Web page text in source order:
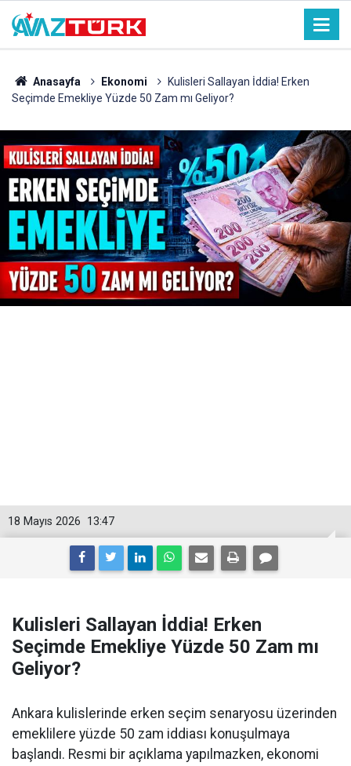
Anasayfa Ekonomi
Kulisleri Sallayan İddia! Erken
Seçimde Emekliye Yüzde 50 Zam mı Geliyor?
13:47
18 Mayıs 2026
Kulisleri Sallayan İddia! Erken
Seçimde Emekliye Yüzde 50 Zam mı
Geliyor?
Ankara kulislerinde erken seçim senaryosu üzerinden
emeklilere yüzde 50 zam iddiası konuşulmaya
başlandı. Resmi bir açıklama yapılmazken, ekonomi